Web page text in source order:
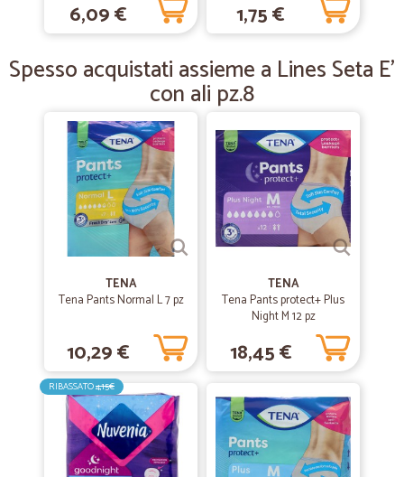
21/03/2019
— Mirko Z.
Perfetti, in 2 giorni consegnate le patate in Sardegna.Ottimo prodotto
e confezione. Bravi
6,09 € 1,75 €
Spesso acquistati assieme a Lines Seta E'
con ali pz.8
TENA
Tena Pants Normal L 7 pz
10,29 €
TENA
Tena Pants protect+ Plus
Night M 12 pz
18,45 €
RIBASSATO4,15€